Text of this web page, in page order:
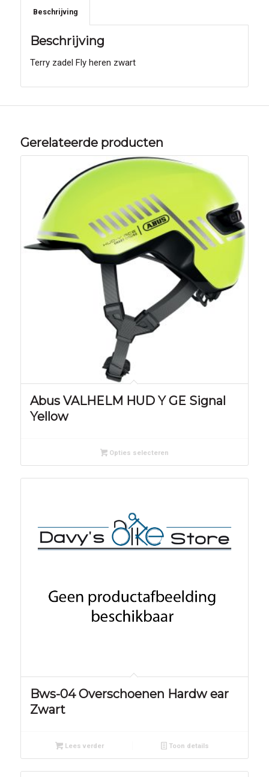
Beschrijving
Beschrijving
Terry zadel Fly heren zwart
Gerelateerde producten
Abus VALHELM HUD Y GE Signal
Yellow
Opties selecteren
Bws-04 Overschoenen Hardw ear
Zwart
Lees verder Toon details